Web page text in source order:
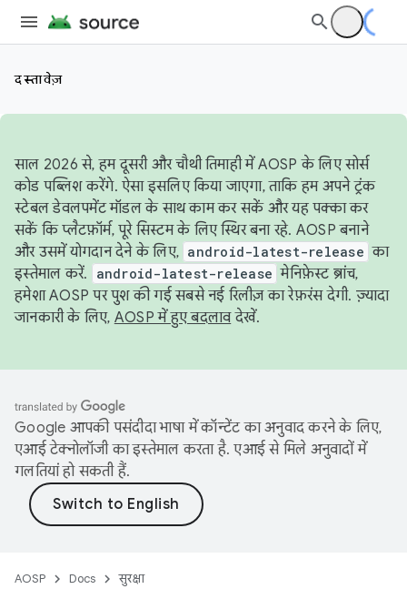
दस्तावेज़
साल 2026 से, हम दूसरी और चौथी तिमाही में AOSP के लिए सोर्स
कोड पब्लिश करेंगे. ऐसा इसलिए किया जाएगा, ताकि हम अपने ट्रंक
स्टेबल डेवलपमेंट मॉडल के साथ काम कर सकें और यह पक्का कर
सकें कि प्लैटफ़ॉर्म, पूरे सिस्टम के लिए स्थिर बना रहे. AOSP बनाने
और उसमें योगदान देने के लिए, android-latest-release का
इस्तेमाल करें.
android-latest-release मेनिफ़ेस्ट ब्रांच,
हमेशा AOSP पर पुश की गई सबसे नई रिलीज़ का रेफ़रंस देगी. ज़्यादा
जानकारी के लिए, AOSP में हुए बदलावदेखें.
Google आपकी पसंदीदा भाषा में कॉन्टेंट का अनुवाद करने के लिए,
एआई टेक्नोलॉजी का इस्तेमाल करता है. एआई से मिले अनुवादों में
गलतियां हो सकती हैं.
AOSP Docs सुरक्षा